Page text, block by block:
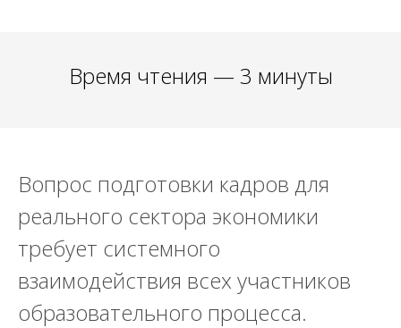
Время чтения — 3 минуты
Вопрос подготовки кадров для
реального сектора экономики
требует системного
взаимодействия всех участников
образовательного процесса.